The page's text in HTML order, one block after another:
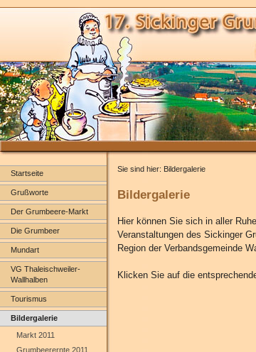
Startseite
Grußworte
Der Grumbeere-Markt
Die Grumbeer
Mundart
VG Thaleischweiler-
Wallhalben
Tourismus
Bildergalerie
Markt 2011
Grumbeerernte 2011
Sie sind hier: Bildergalerie
Bildergalerie
Hier können Sie sich in aller
Veranstaltungen des Sickinger
Region der Verbandsgemeinde
Klicken Sie auf die